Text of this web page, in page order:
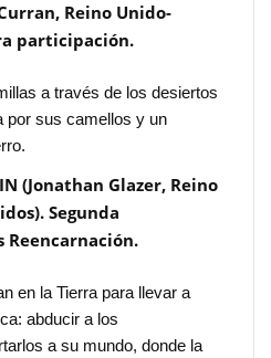
Reino Unido-
participación.
a través de los desiertos
por sus camellos y un
(Jonathan Glazer, Reino
Segunda
en la Tierra para llevar a
abducir a los
a su mundo, donde la